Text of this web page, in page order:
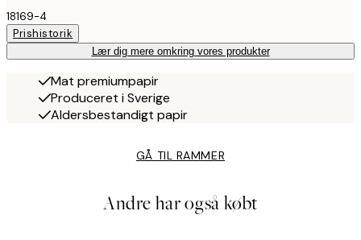
18169-4
Prishistorik
Lær dig mere omkring vores produkter
Mat premiumpapir
Produceret i Sverige
Aldersbestandigt papir
GÅ TIL RAMMER
Andre har også købt